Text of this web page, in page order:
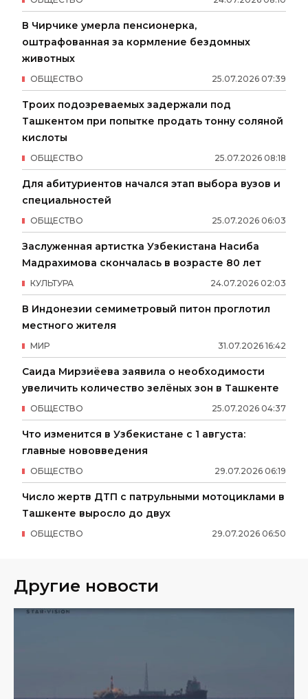
В Чирчике умерла пенсионерка,
оштрафованная за кормление бездомных
животных
25.07.2026 07:39
ОБЩЕСТВО
Троих подозреваемых задержали под
Ташкентом при попытке продать тонну соляной
кислоты
25.07.2026 08:18
ОБЩЕСТВО
Для абитуриентов начался этап выбора вузов и
специальностей
25.07.2026 06:03
ОБЩЕСТВО
Заслуженная артистка Узбекистана Насиба
Мадрахимова скончалась в возрасте 80 лет
24.07.2026 02:03
КУЛЬТУРА
В Индонезии семиметровый питон проглотил
местного жителя
31.07.2026 16:42
МИР
Саида Мирзиёева заявила о необходимости
увеличить количество зелёных зон в Ташкенте
25.07.2026 04:37
ОБЩЕСТВО
Что изменится в Узбекистане с 1 августа:
главные нововведения
29.07.2026 06:19
ОБЩЕСТВО
Число жертв ДТП с патрульными мотоциклами в
Ташкенте выросло до двух
29.07.2026 06:50
ОБЩЕСТВО
Другие новости